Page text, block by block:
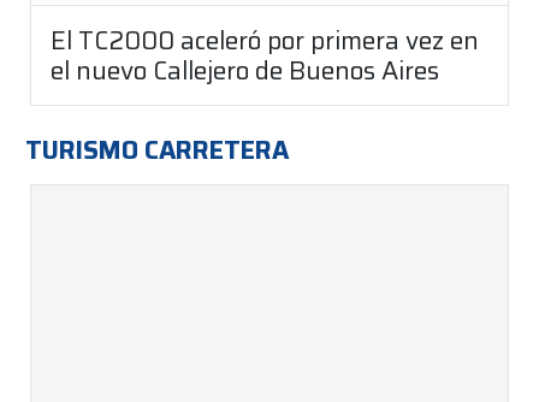
El TC2000 aceleró por primera vez en
el nuevo Callejero de Buenos Aires
TURISMO CARRETERA